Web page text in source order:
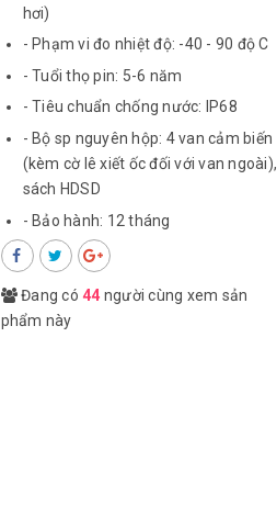
hơi)
- Phạm vi đo nhiệt độ: -40 - 90 độ C
- Tuổi thọ pin: 5-6 năm
- Tiêu chuẩn chống nước: IP68
- Bộ sp nguyên hộp: 4 van cảm biến
(kèm cờ lê xiết ốc đối với van ngoài),
sách HDSD
- Bảo hành: 12 tháng
Đang có 44 người cùng xem sản
phẩm này